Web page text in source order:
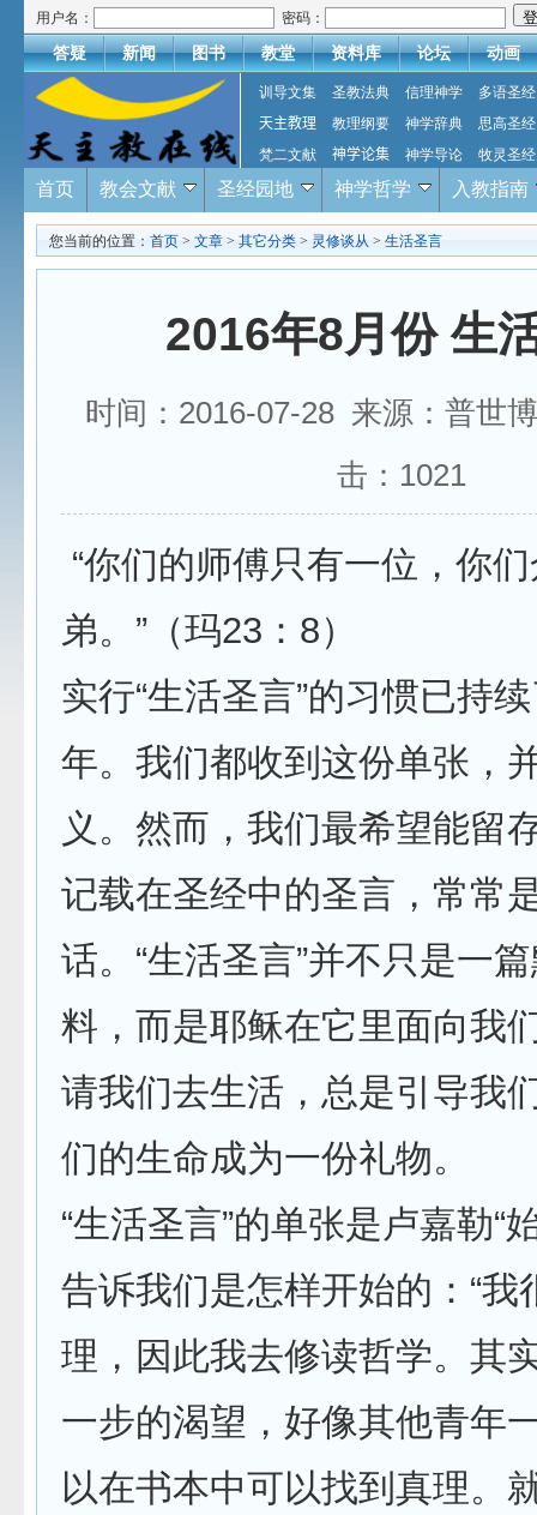
用户名： 密码：
答疑 新闻 图书 教堂 资料库 论坛 动画
训导文集 圣教法典 信理神学
多语圣经
天主教理
教理纲要 神学辞典
思高圣经
梵二文献
神学论集 神学导论 牧灵圣经
首页 教会文献 圣经园地 神学哲学 入教指南
您当前的位置： 首页 > 文章 > 其它分类 > 灵修谈从 > 生活圣言
2016年8月份 生
时间：2016-07-28 来源：普世
击： 1021
“你们的师傅只有一位，你
弟。”（玛23：8）
实行“生活圣言”的习惯已持
年。我们都收到这份单张，
义。然而，我们最希望能留
记载在圣经中的圣言，常常
话。“生活圣言”并不只是一
料，而是耶稣在它里面向我
请我们去生活，总是引导我
们的生命成为一份礼物。
“生活圣言”的单张是卢嘉勒“
告诉我们是怎样开始的：“我
理，因此我去修读哲学。其
一步的渴望，好像其他青年
以在书本中可以找到真理。